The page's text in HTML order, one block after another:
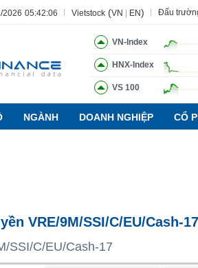
2026 05:42:07 Vietstock (VN EN) Đấu
VN-Index
HNX-Index
VS 100
NGÀNH DOANH NGHIỆP CỔ
VRE/9M/SSI/C/EU/Cash-17
SSI/C/EU/Cash-17
Ngành Mã chứng khoán Lãnh